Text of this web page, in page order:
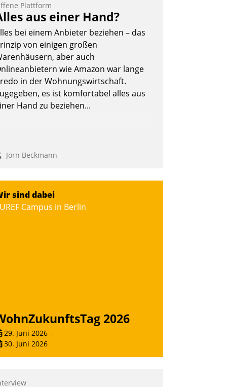
Jahresbeginn eine Überblick, Einsicht
Eingriff bietende Lösung. Zur
setzte man auf
bewährte und Startup-
sowie erstmals agile
Nadja Hußmann
Plattform
aus einer Hand?
bei einem Anbieter beziehen – das
von einigen großen
aber auch
wie Amazon war lange
in der Wohnungswirtschaft.
es ist komfortabel alles aus
Hand zu beziehen...
Jörn Beckmann
sind dabei
Campus in Berlin
2026
29. Juni 2026 –
30. Juni 2026